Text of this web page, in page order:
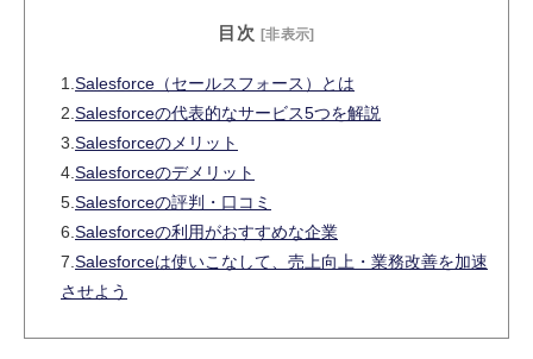
目次 [非表示]
1. Salesforce（セールスフォース）とは
2. Salesforceの代表的なサービス5つを解説
3. Salesforceのメリット
4. Salesforceのデメリット
5. Salesforceの評判・口コミ
6. Salesforceの利用がおすすめな企業
7. Salesforceは使いこなして、売上向上・業務改善を加速
させよう